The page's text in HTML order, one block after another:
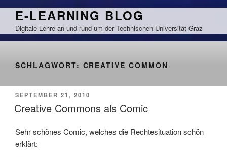
Zum
springen
E-LEARNING BLOG
Digitale Lehre an und rund um der Technischen Universität Graz
SCHLAGWORT: CREATIVE COMMON
VERÖFFENTLICHT
AM
SEPTEMBER 21, 2010
Creative Commons als Comic
Sehr schönes Comic, welches die Rechtesituation schön
erklärt: